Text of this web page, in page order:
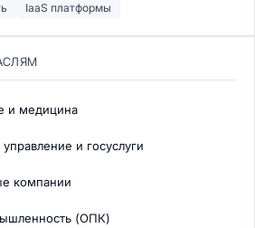
IaaS платформы
и медицина
и госуслуги
компании
(ОПК)